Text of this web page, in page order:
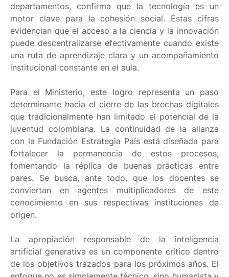
departamentos, confirma que la tecnología es un
motor clave para la cohesión social. Estas cifras
evidencian que el acceso a la ciencia y la innovación
puede descentralizarse efectivamente cuando existe
una ruta de aprendizaje clara y un acompañamiento
institucional constante en el aula.
Para el Ministerio, este logro representa un paso
determinante hacia el cierre de las brechas digitales
que tradicionalmente han limitado el potencial de la
juventud colombiana. La continuidad de la alianza
con la Fundación Estrategia País está diseñada para
fortalecer la permanencia de estos procesos,
fomentando la réplica de buenas prácticas entre
pares. Se busca, ante todo, que los docentes se
conviertan en agentes multiplicadores de este
conocimiento en sus respectivas instituciones de
origen.
La apropiación responsable de la inteligencia
artificial generativa es un componente crítico dentro
de los objetivos trazados para los próximos años. El